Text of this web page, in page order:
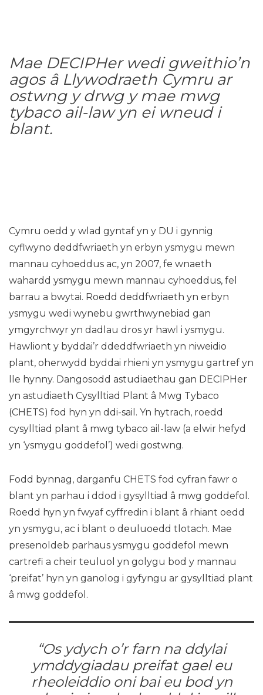
Mae DECIPHer wedi gweithio’n
agos â Llywodraeth Cymru ar
ostwng y drwg y mae mwg
tybaco ail-law yn ei wneud i
blant.
Cymru oedd y wlad gyntaf yn y DU i gynnig
cyflwyno deddfwriaeth yn erbyn ysmygu mewn
mannau cyhoeddus ac, yn 2007, fe wnaeth
wahardd ysmygu mewn mannau cyhoeddus, fel
barrau a bwytai. Roedd deddfwriaeth yn erbyn
ysmygu wedi wynebu gwrthwynebiad gan
ymgyrchwyr yn dadlau dros yr hawl i ysmygu.
Hawliont y byddai’r ddeddfwriaeth yn niweidio
plant, oherwydd byddai rhieni yn ysmygu gartref yn
lle hynny. Dangosodd astudiaethau gan DECIPHer
yn astudiaeth Cysylltiad Plant â Mwg Tybaco
(CHETS) fod hyn yn ddi-sail. Yn hytrach, roedd
cysylltiad plant â mwg tybaco ail-law (a elwir hefyd
yn ‘ysmygu goddefol’) wedi gostwng.
Fodd bynnag, darganfu CHETS fod cyfran fawr o
blant yn parhau i ddod i gysylltiad â mwg goddefol.
Roedd hyn yn fwyaf cyffredin i blant â rhiant oedd
yn ysmygu, ac i blant o deuluoedd tlotach. Mae
presenoldeb parhaus ysmygu goddefol mewn
cartrefi a cheir teuluol yn golygu bod y mannau
‘preifat’ hyn yn ganolog i gyfyngu ar gysylltiad plant
â mwg goddefol.
“Os ydych o’r farn na ddylai
ymddygiadau preifat gael eu
rheoleiddio oni bai eu bod yn